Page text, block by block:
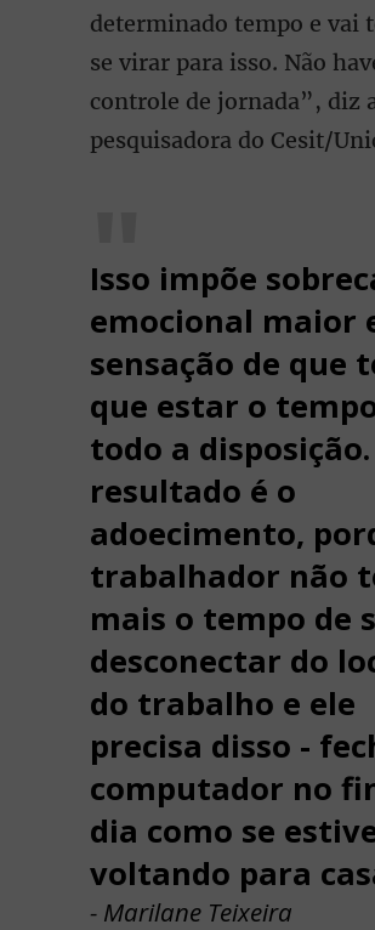
determinado tempo e vai
se virar para isso. Não
controle de jornada”, diz
pesquisadora do Cesit/
Isso impõe
emocional maior
sensação de que
que estar o
todo a disposição.
resultado é o
adoecimento,
trabalhador não
mais o tempo de
desconectar do
do trabalho e ele
precisa disso -
computador no
dia como se
voltando para
- Marilane Teixeira